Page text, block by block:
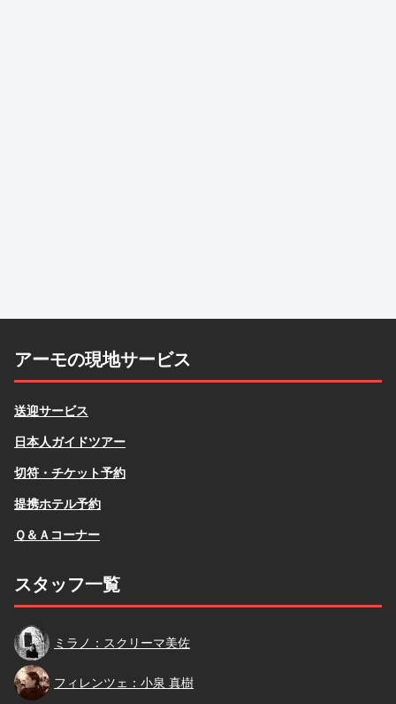
アーモの現地サービス
送迎サービス
日本人ガイドツアー
切符・チケット予約
提携ホテル予約
Ｑ＆Ａコーナー
スタッフ一覧
スクリーマ
ミラノ：スクリーマ美佐
小泉
フィレンツェ：小泉 真樹